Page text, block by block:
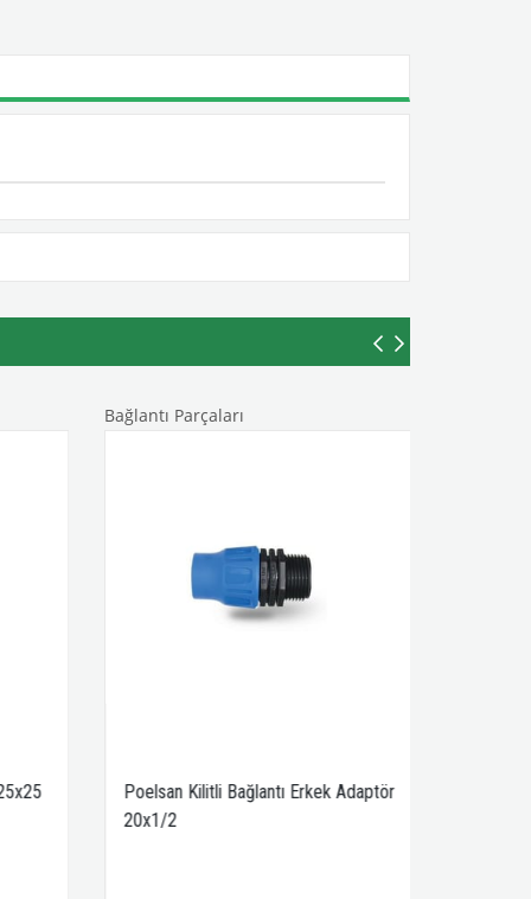
Bağlantı Parçaları
Poelsan Kilitli Bağlantı Erkek Adaptör
20x1/2